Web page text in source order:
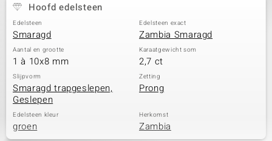
Hoofd edelsteen
Edelsteen
Smaragd
Edelsteen exact
Zambia Smaragd
Aantal en grootte
1 à 10x8 mm
Karaatgewicht som
2,7 ct
Slijpvorm
Smaragd trapgeslepen,
Geslepen
Zetting
Prong
Edelsteen kleur
groen
Herkomst
Zambia